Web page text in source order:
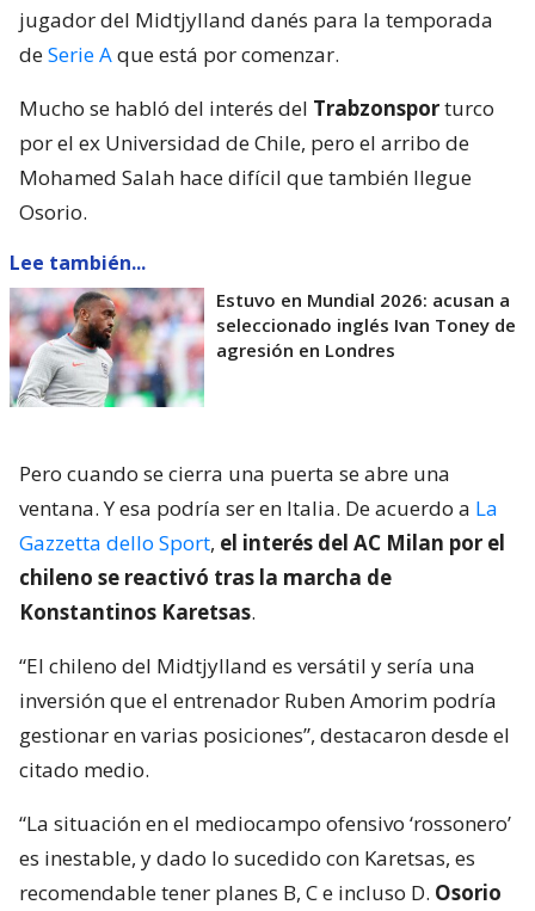
jugador del Midtjylland danés para la temporada
deSerie Aque está por comenzar.
Mucho se habló del interés del Trabzonsporturco
por el ex Universidad de Chile, pero el arribo de
Mohamed Salah hace difícil que también llegue
Osorio.
Lee también...
Estuvo en Mundial 2026: acusan a
seleccionado inglés Ivan Toney de
agresión en Londres
Pero cuando se cierra una puerta se abre una
ventana. Y esa podría ser en Italia. De acuerdo a La
Gazzetta dello Sport, el interés del AC Milan por el
chileno se reactivó tras la marcha de
Konstantinos Karetsas.
“El chileno del Midtjylland es versátil y sería una
inversión que el entrenador Ruben Amorim podría
gestionar en varias posiciones”, destacaron desde el
citado medio.
“La situación en el mediocampo ofensivo ‘rossonero’
es inestable, y dado lo sucedido con Karetsas, es
recomendable tener planes B, C e incluso D. Osorio